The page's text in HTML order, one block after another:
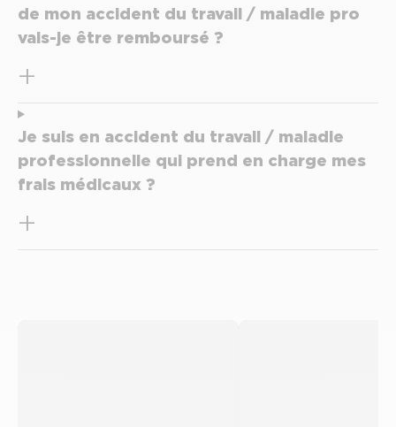
de mon accident du travail / maladie pro
vais-je être remboursé ?
Je suis en accident du travail / maladie
professionnelle qui prend en charge mes
frais médicaux ?